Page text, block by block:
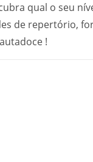
qual o seu
de repertório,
!